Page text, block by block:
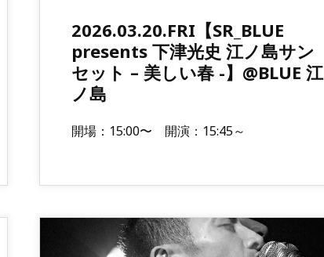
2026.03.20.FRI【SR_BLUE
presents 下津光史 江ノ島サン
セット – 美しい春 -】@BLUE 江
ノ島
開場：15:00〜 開演：15:45～